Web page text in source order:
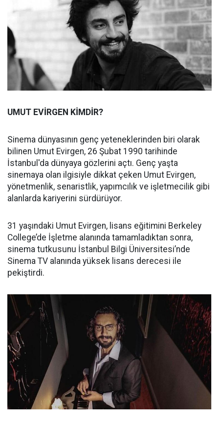
UMUT EVİRGEN KİMDİR?
Sinema dünyasının genç yeteneklerinden biri olarak
bilinen Umut Evirgen, 26 Şubat 1990 tarihinde
İstanbul'da dünyaya gözlerini açtı. Genç yaşta
sinemaya olan ilgisiyle dikkat çeken Umut Evirgen,
yönetmenlik, senaristlik, yapımcılık ve işletmecilik gibi
alanlarda kariyerini sürdürüyor.
31 yaşındaki Umut Evirgen, lisans eğitimini Berkeley
College’de İşletme alanında tamamladıktan sonra,
sinema tutkusunu İstanbul Bilgi Üniversitesi’nde
Sinema TV alanında yüksek lisans derecesi ile
pekiştirdi.